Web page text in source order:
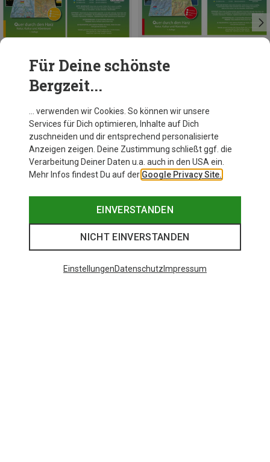
Georelief
Der Hochharz Wanderkarte
Georelief
Der Westliche Harz Wanderkarte
5,00 €
Für Deine schönste
Bergzeit...
… verwenden wir Cookies. So können wir unsere
Services für Dich optimieren, Inhalte auf Dich
zuschneiden und dir entsprechend personalisierte
Anzeigen zeigen. Deine Zustimmung schließt ggf. die
Verarbeitung Deiner Daten u.a. auch in den USA ein.
Mehr Infos findest Du auf der Google Privacy Site.
EINVERSTANDEN
NICHT EINVERSTANDEN
EinstellungenDatenschutz Impressum